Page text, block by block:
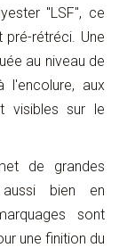
"LSF", ce
rétréci. Une
au niveau de
l'encolure, aux
visibles sur le
de grandes
aussi bien en
sont
une finition du